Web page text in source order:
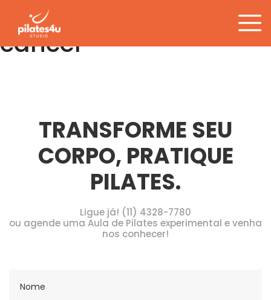
conteúdo
Tag:
Tratamento de
câncer
TRANSFORME SEU
CORPO, PRATIQUE
PILATES.
Ligue já! (11) 4328-7780
ou agende uma Aula de Pilates experimental e venha
nos conhecer!